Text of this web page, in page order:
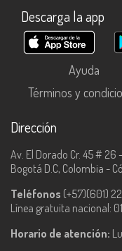
Descarga la app
Ayuda
Términos y
Dirección
Av. El Dorado Cr. 45 # 26
Bogotá D.C, Colombia -
Teléfonos (+57)(601)
Línea gratuita nacional:
Horario de atención: